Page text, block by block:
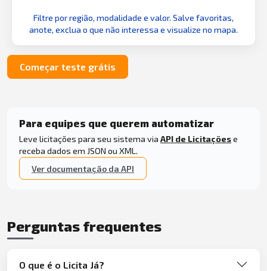
Filtre por região, modalidade e valor. Salve favoritas,
anote, exclua o que não interessa e visualize no mapa.
Começar teste grátis
Para equipes que querem automatizar
Leve licitações para seu sistema via API de Licitaçõese
receba dados em JSON ou XML.
Ver documentação da API
Perguntas frequentes
O que é o Licita Já?